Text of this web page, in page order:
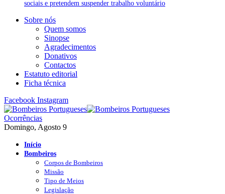
sociais e pretendem suspender trabalho voluntário
Sobre nós
Quem somos
Sinopse
Agradecimentos
Donativos
Contactos
Estatuto editorial
Ficha técnica
Facebook Instagram
Ocorrências
Domingo, Agosto 9
Início
Bombeiros
Corpos de Bombeiros
Missão
Tipo de Meios
Legislação